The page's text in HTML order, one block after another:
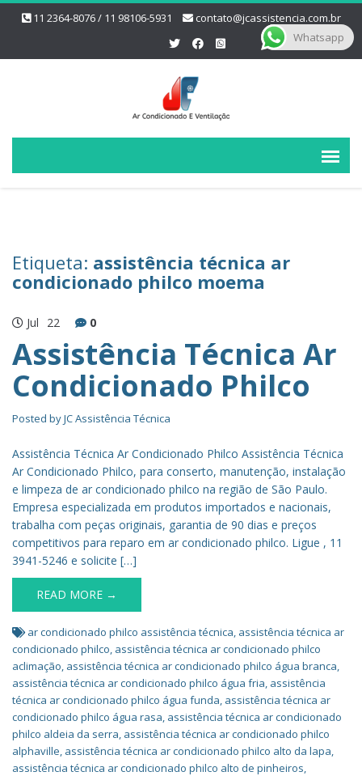
11 2364-8076 / 11 98106-5931 contato@jcassistencia.com.br
Etiqueta: assistência técnica ar
condicionado philco moema
Jul 22 0
Assistência Técnica Ar
Condicionado Philco
Posted byJC Assistência Técnica
Assistência Técnica Ar Condicionado Philco Assistência Técnica
Ar Condicionado Philco, para conserto, manutenção, instalação
e limpeza de ar condicionado philco na região de São Paulo.
Empresa especializada em produtos importados e nacionais,
trabalha com peças originais, garantia de 90 dias e preços
competitivos para reparo em ar condicionado philco. Ligue , 11
3941-5246 e solicite […]
READ MORE →
ar condicionado philco assistência técnica, assistência técnica ar
condicionado philco, assistência técnica ar condicionado philco
aclimação, assistência técnica ar condicionado philco água branca,
assistência técnica ar condicionado philco água fria, assistência
técnica ar condicionado philco água funda, assistência técnica ar
condicionado philco água rasa, assistência técnica ar condicionado
philco aldeia da serra, assistência técnica ar condicionado philco
alphaville, assistência técnica ar condicionado philco alto da lapa,
assistência técnica ar condicionado philco alto de pinheiros,
Whatsapp